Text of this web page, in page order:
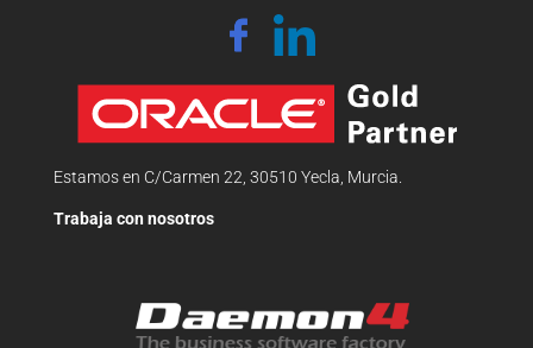
Estamos en C/Carmen 22, 30510 Yecla, Murcia.
Trabaja con nosotros